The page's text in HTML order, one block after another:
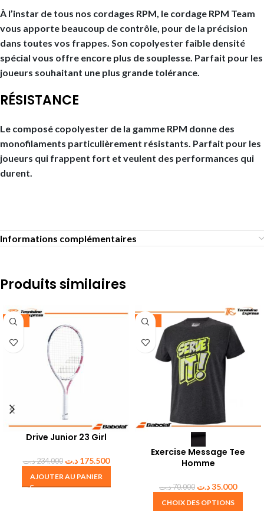
À l’instar de tous nos cordages RPM, le cordage RPM Team
vous apporte beaucoup de contrôle, pour de la précision
dans toutes vos frappes. Son copolyester faible densité
spécial vous offre encore plus de souplesse. Parfait pour les
joueurs souhaitant une plus grande tolérance.
RÉSISTANCE
Le composé copolyester de la gamme RPM donne des
monofilaments particulièrement résistants. Parfait pour les
joueurs qui frappent fort et veulent des performances qui
durent.
Informations complémentaires
Produits similaires
-25%
Drive Junior 23 Girl
234.000د.ت 175.500 د.ت
AJOUTER AU PANIER
-50%
Exercise Message Tee
Homme
70.000د.ت 35.000د.ت
CHOIX DES OPTIONS